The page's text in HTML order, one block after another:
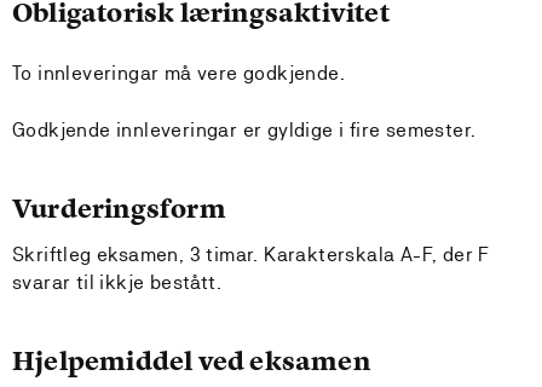
Obligatorisk læringsaktivitet
To innleveringar må vere godkjende.
Godkjende innleveringar er gyldige i fire semester.
Vurderingsform
Skriftleg eksamen, 3 timar. Karakterskala A-F, der F
svarar til ikkje bestått.
Hjelpemiddel ved eksamen